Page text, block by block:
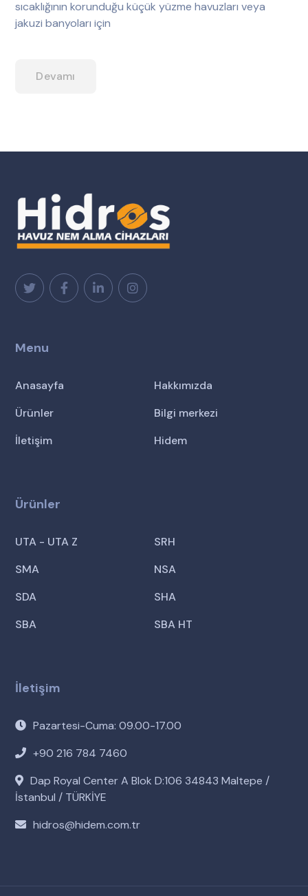
sıcaklığının korunduğu küçük yüzme havuzları veya
jakuzi banyoları için
Devamı
Menu
Anasayfa
Hakkımızda
Ürünler
Bilgi merkezi
İletişim
Hidem
Ürünler
UTA - UTA Z
SRH
SMA
NSA
SDA
SHA
SBA
SBA HT
İletişim
Pazartesi-Cuma: 09.00-17.00
+90 216 784 7460
Dap Royal Center A Blok D:106 34843 Maltepe /
İstanbul / TÜRKİYE
hidros@hidem.com.tr